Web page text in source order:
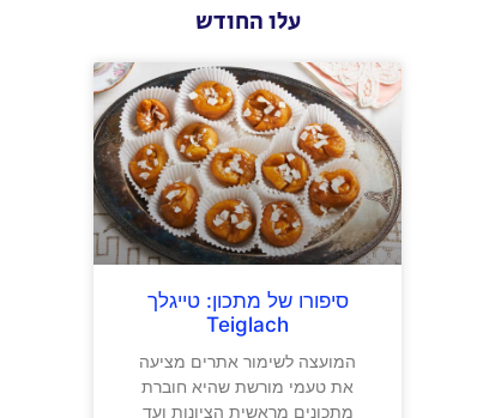
עלו החודש
סיפורו של מתכון: טייגלך
Teiglach
המועצה לשימור אתרים מציעה
את טעמי מורשת שהיא חוברת
מתכונים מראשית הציונות ועד